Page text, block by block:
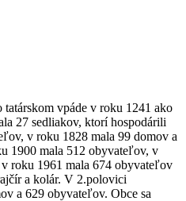
vpáde v roku 1241 ako
27 sedliakov, ktorí hospodárili
v roku 1828 mala 99 domov a
1900 mala 512 obyvateľov, v
roku 1961 mala 674 obyvateľov
a kolár. V 2.polovici
a 629 obyvateľov. Obce sa